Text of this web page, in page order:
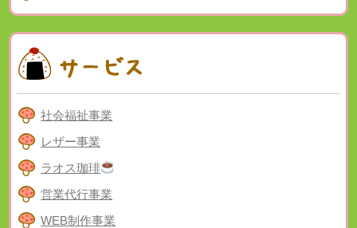
社会福祉事業
レザー事業
ラオス珈琲
営業代行事業
WEB制作事業